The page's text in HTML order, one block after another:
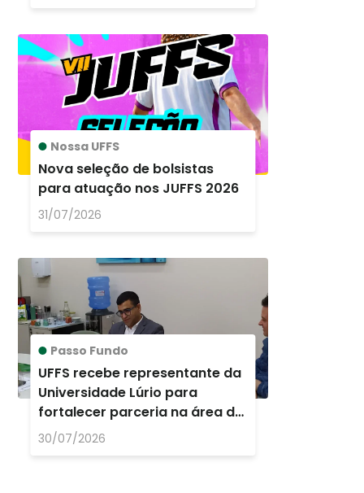
Nossa UFFS
Nova seleção de bolsistas
para atuação nos JUFFS 2026
31/07/2026
Passo Fundo
UFFS recebe representante da
Universidade Lúrio para
fortalecer parceria na área da
saúde
30/07/2026